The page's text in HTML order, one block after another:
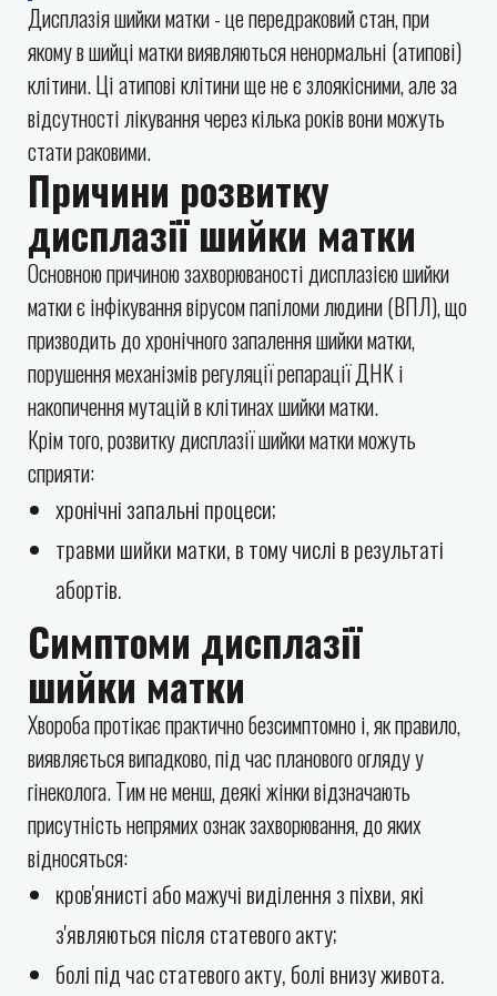
Дисплазія шийки матки - це передраковий стан, при
якому в шийці матки виявляються ненормальні (атипові)
клітини. Ці атипові клітини ще не є злоякісними, але за
відсутності лікування через кілька років вони можуть
стати раковими.
Причини розвитку
дисплазії шийки матки
Основною причиною захворюваності дисплазією шийки
матки є інфікування вірусом папіломи людини (ВПЛ), що
призводить до хронічного запалення шийки матки,
порушення механізмів регуляції репарації ДНК і
накопичення мутацій в клітинах шийки матки.
Крім того, розвитку дисплазії шийки матки можуть
сприяти:
хронічні запальні процеси;
травми шийки матки, в тому числі в результаті
абортів.
Симптоми дисплазії
шийки матки
Хвороба протікає практично безсимптомно і, як правило,
виявляється випадково, під час планового огляду у
гінеколога. Тим не менш, деякі жінки відзначають
присутність непрямих ознак захворювання, до яких
відносяться:
кров'янисті або мажучі виділення з піхви, які
з'являються після статевого акту;
болі під час статевого акту, болі внизу живота.